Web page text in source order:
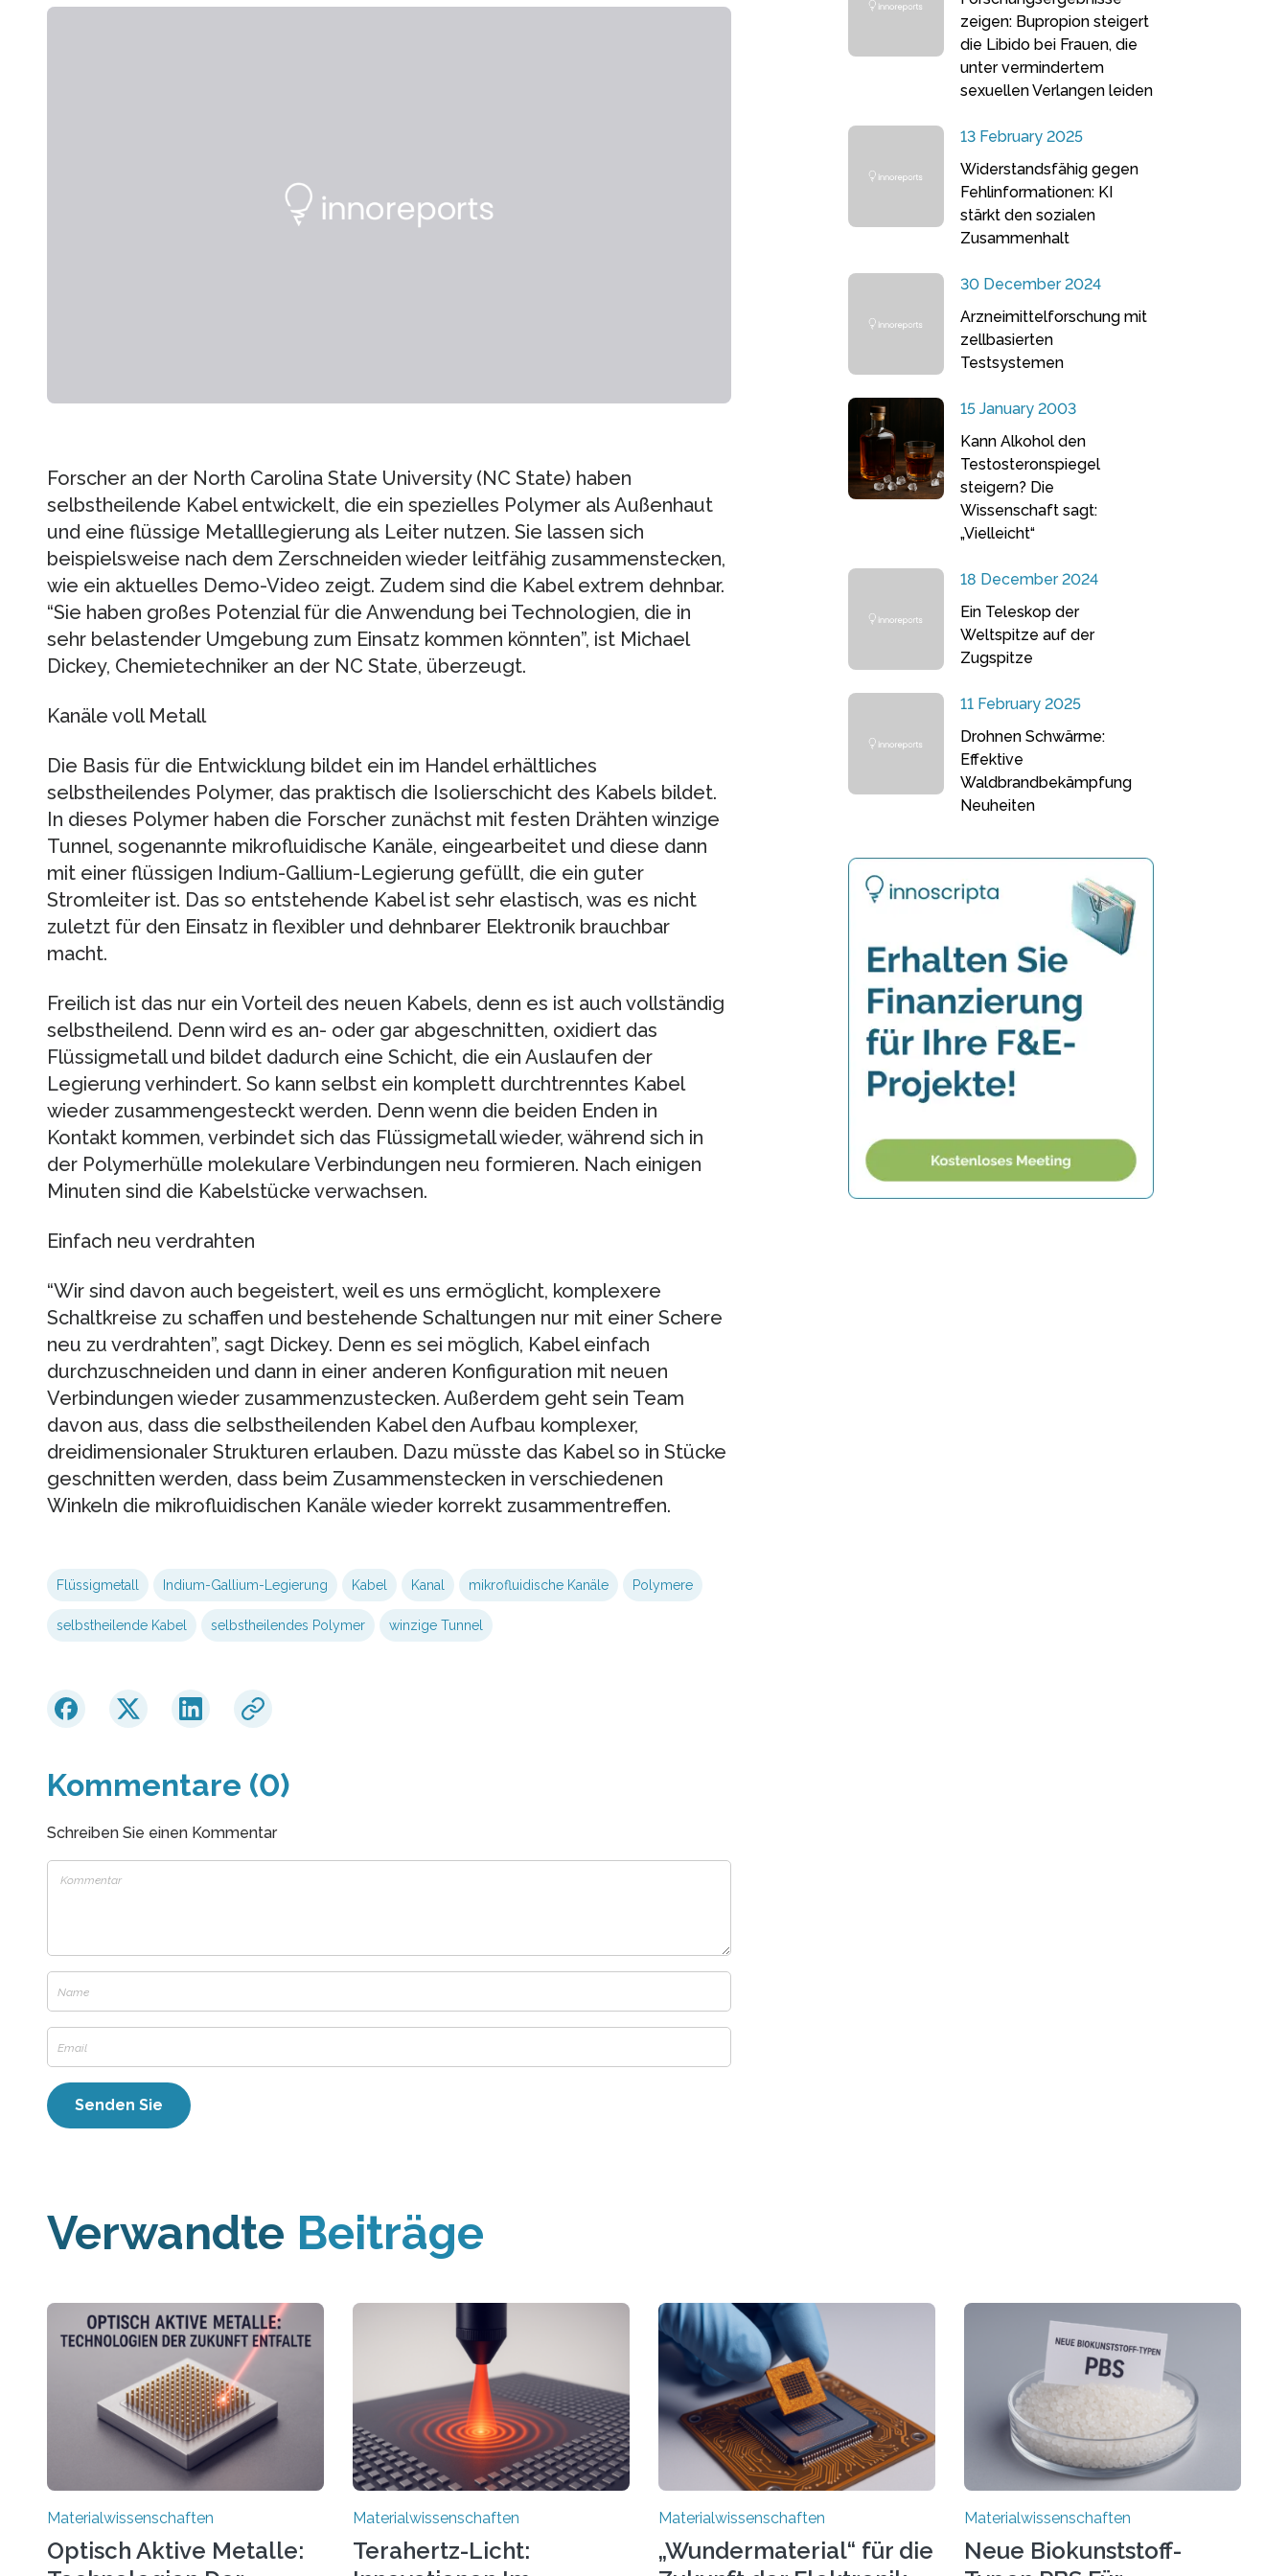
Forscher an der North Carolina State University (NC State) haben
selbstheilende Kabel entwickelt, die ein spezielles Polymer als Außenhaut
und eine flüssige Metalllegierung als Leiter nutzen. Sie lassen sich
beispielsweise nach dem Zerschneiden wieder leitfähig zusammenstecken,
wie ein aktuelles Demo-Video zeigt. Zudem sind die Kabel extrem dehnbar.
“Sie haben großes Potenzial für die Anwendung bei Technologien, die in
sehr belastender Umgebung zum Einsatz kommen könnten”, ist Michael
Dickey, Chemietechniker an der NC State, überzeugt.
Kanäle voll Metall
Die Basis für die Entwicklung bildet ein im Handel erhältliches
selbstheilendes Polymer, das praktisch die Isolierschicht des Kabels bildet.
In dieses Polymer haben die Forscher zunächst mit festen Drähten winzige
Tunnel, sogenannte mikrofluidische Kanäle, eingearbeitet und diese dann
mit einer flüssigen Indium-Gallium-Legierung gefüllt, die ein guter
Stromleiter ist. Das so entstehende Kabel ist sehr elastisch, was es nicht
zuletzt für den Einsatz in flexibler und dehnbarer Elektronik brauchbar
macht.
Freilich ist das nur ein Vorteil des neuen Kabels, denn es ist auch vollständig
selbstheilend. Denn wird es an- oder gar abgeschnitten, oxidiert das
Flüssigmetall und bildet dadurch eine Schicht, die ein Auslaufen der
Legierung verhindert. So kann selbst ein komplett durchtrenntes Kabel
wieder zusammengesteckt werden. Denn wenn die beiden Enden in
Kontakt kommen, verbindet sich das Flüssigmetall wieder, während sich in
der Polymerhülle molekulare Verbindungen neu formieren. Nach einigen
Minuten sind die Kabelstücke verwachsen.
Einfach neu verdrahten
“Wir sind davon auch begeistert, weil es uns ermöglicht, komplexere
Schaltkreise zu schaffen und bestehende Schaltungen nur mit einer Schere
neu zu verdrahten”, sagt Dickey. Denn es sei möglich, Kabel einfach
durchzuschneiden und dann in einer anderen Konfiguration mit neuen
Verbindungen wieder zusammenzustecken. Außerdem geht sein Team
davon aus, dass die selbstheilenden Kabel den Aufbau komplexer,
dreidimensionaler Strukturen erlauben. Dazu müsste das Kabel so in Stücke
geschnitten werden, dass beim Zusammenstecken in verschiedenen
Winkeln die mikrofluidischen Kanäle wieder korrekt zusammentreffen.
Flüssigmetall Indium-Gallium-Legierung Kabel Kanal mikrofluidische Kanäle Polymere
selbstheilende Kabel selbstheilendes Polymer winzige Tunnel
Kommentare (0)
Schreiben Sie einen Kommentar
zeigen: Bupropion steigert
die Libido bei Frauen, die
unter vermindertem
sexuellen Verlangen leiden
13 February 2025
Widerstandsfähig gegen
Fehlinformationen: KI
stärkt den sozialen
Zusammenhalt
30 December 2024
Arzneimittelforschung mit
zellbasierten
Testsystemen
15 January 2003
Kann Alkohol den
Testosteronspiegel
steigern? Die
Wissenschaft sagt:
„Vielleicht“
18 December 2024
Ein Teleskop der
Weltspitze auf der
Zugspitze
11 February 2025
Drohnen Schwärme:
Effektive
Waldbrandbekämpfung
Neuheiten
Verwandte Beiträge
Materialwissenschaften
Optisch Aktive Metalle:
Materialwissenschaften
Terahertz-Licht:
Materialwissenschaften
„Wundermaterial“ für die
Materialwissenschaften
Neue Biokunststoff-